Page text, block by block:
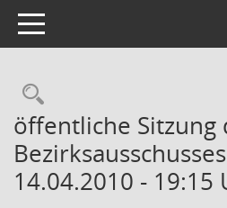
Toggle navigation
Rechercheauswahl
öffentliche Sitzung
14.04.2010 - 19:15